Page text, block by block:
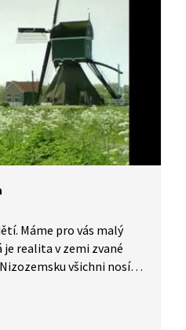
Máme pro vás malý
je realita v zemi zvané
všichni nosí
moře? Proč se